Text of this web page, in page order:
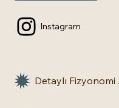
Instagram
Detaylı Fizyonomi